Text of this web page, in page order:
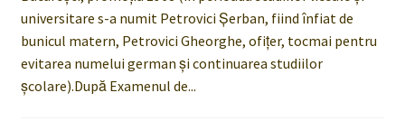
universitare s-a numit Petrovici Şerban, fiind înfiat de
bunicul matern, Petrovici Gheorghe, ofiţer, tocmai pentru
evitarea numelui german şi continuarea studiilor
şcolare).După Examenul de...